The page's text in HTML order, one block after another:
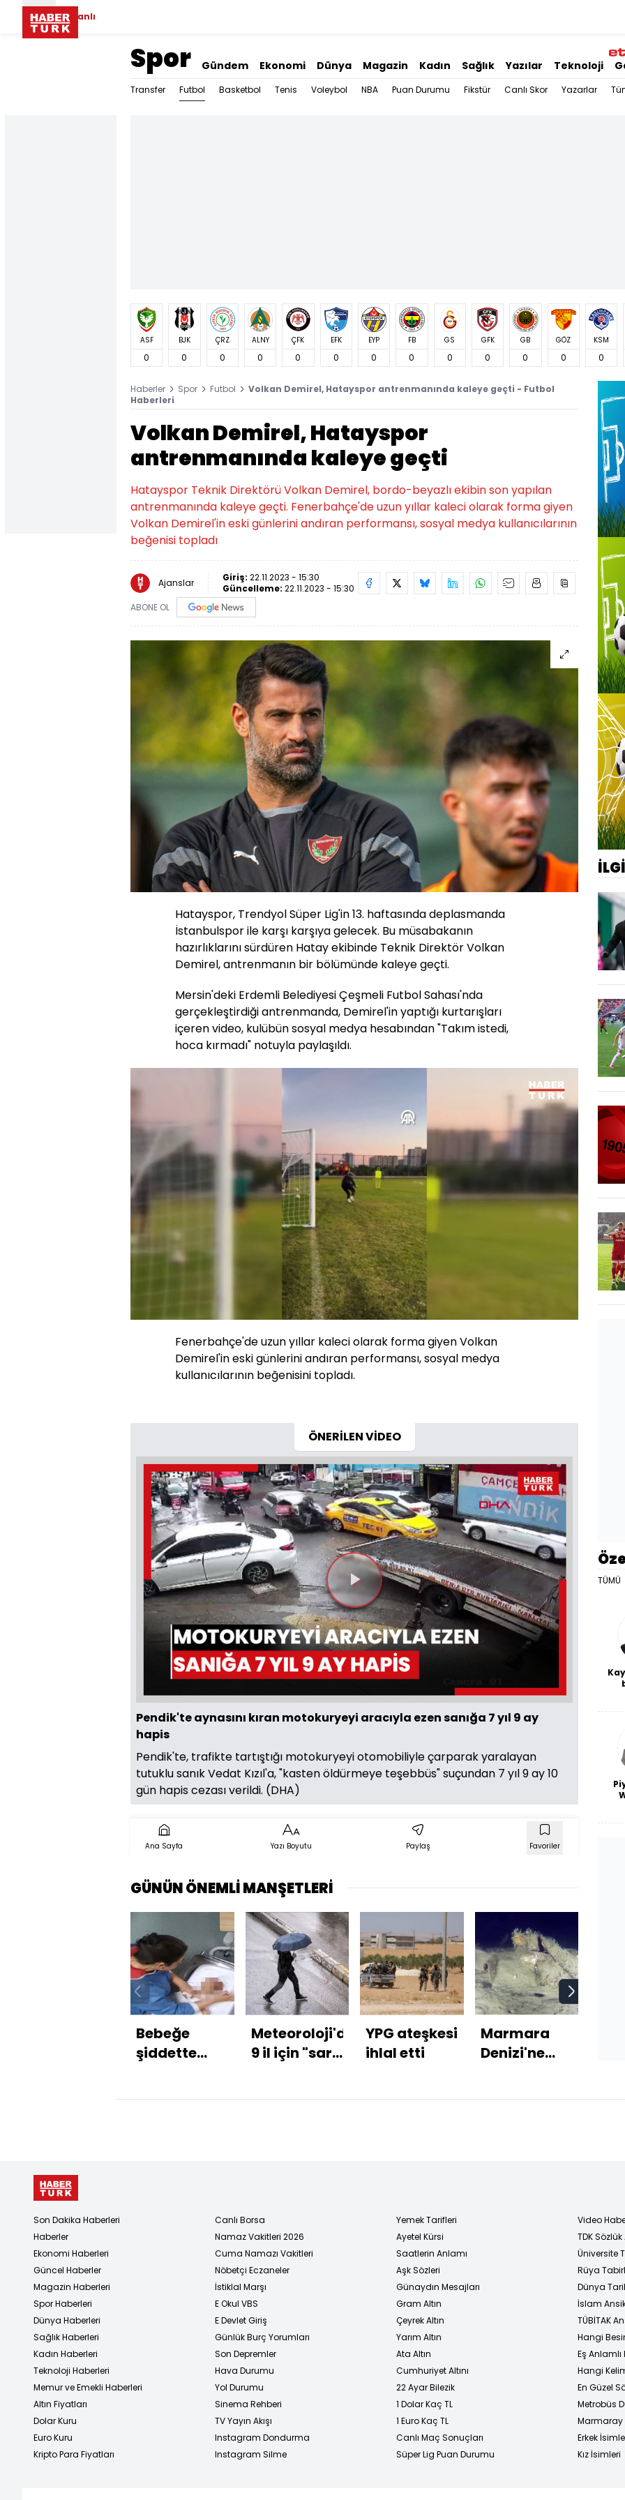
Canlı
Spor Gündem Ekonomi Dünya Magazin Kadın Sağlık Yazılar Teknoloji
Transfer Futbol Basketbol Tenis Voleybol NBA Puan Durumu Fikstür Canlı Skor Yazarlar
ASF
0
BJK
0
ÇRZ
0
ALNY
0
ÇFK
0
EFK
0
EYP
0
FB
0
GS
0
GFK
0
GB
0
GÖZ
0
KSM
0
Haberler Spor Futbol
Volkan Demirel, Hatayspor antrenmanında kaleye geçti - Futbol
Haberleri
Volkan Demirel, Hatayspor
antrenmanında kaleye geçti
Hatayspor Teknik Direktörü Volkan Demirel, bordo-beyazlı ekibin son yapılan
antrenmanında kaleye geçti. Fenerbahçe'de uzun yıllar kaleci olarak forma giyen
Volkan Demirel'in eski günlerini andıran performansı, sosyal medya kullanıcılarının
beğenisi topladı
Ajanslar Giriş: 22.11.2023 - 15:30
Güncelleme: 22.11.2023 - 15:30
ABONE OL
Hatayspor, Trendyol Süper Lig'in 13. haftasında deplasmanda
İstanbulspor ile karşı karşıya gelecek. Bu müsabakanın
hazırlıklarını sürdüren Hatay ekibinde Teknik Direktör Volkan
Demirel, antrenmanın bir bölümünde kaleye geçti.
Mersin'deki Erdemli Belediyesi Çeşmeli Futbol Sahası'nda
gerçekleştirdiği antrenmanda, Demirel'in yaptığı kurtarışları
içeren video, kulübün sosyal medya hesabından "Takım istedi,
hoca kırmadı" notuyla paylaşıldı.
Aç
Yüklendi:
100.00%
Hızı
Fenerbahçe'de uzun yıllar kaleci olarak forma giyen Volkan
Demirel'in eski günlerini andıran performansı, sosyal medya
kullanıcılarının beğenisini topladı.
ÖNERİLEN VİDEO
Videoyu
Oynat
Pendik'te aynasını kıran motokuryeyi aracıyla ezen sanığa 7 yıl 9 ay
hapis
Pendik'te, trafikte tartıştığı motokuryeyi otomobiliyle çarparak yaralayan
tutuklu sanık Vedat Kızıl'a, "kasten öldürmeye teşebbüs" suçundan 7 yıl 9 ay 10
gün hapis cezası verildi. (DHA)
Ana Sayfa Yazı Boyutu Paylaş Favoriler
GÜNÜN ÖNEMLİ MANŞETLERİ
Bebeğe
şiddette
Meteoroloji'den
9 il için "sarı"
YPG ateşkesi
ihlal etti
Marmara
Denizi'ne
TÜMÜ
Son Dakika Haberleri
Haberler
Ekonomi Haberleri
Güncel Haberler
Magazin Haberleri
Spor Haberleri
Dünya Haberleri
Sağlık Haberleri
Kadın Haberleri
Teknoloji Haberleri
Memur ve Emekli Haberleri
Altın Fiyatları
Dolar Kuru
Euro Kuru
Kripto Para Fiyatları
Canlı Borsa
Namaz Vakitleri 2026
Cuma Namazı Vakitleri
Nöbetçi Eczaneler
İstiklal Marşı
E Okul VBS
E Devlet Giriş
Günlük Burç Yorumları
Son Depremler
Hava Durumu
Yol Durumu
Sinema Rehberi
TV Yayın Akışı
Instagram Dondurma
Instagram Silme
Yemek Tarifleri
Ayetel Kürsi
Saatlerin Anlamı
Aşk Sözleri
Günaydın Mesajları
Gram Altın
Çeyrek Altın
Yarım Altın
Ata Altın
Cumhuriyet Altını
22 Ayar Bilezik
1 Dolar Kaç TL
1 Euro Kaç TL
Canlı Maç Sonuçları
Süper Lig Puan Durumu
Video
TDK
Üniversite
Rüya
Dünya
İslam
TÜBİTAK
Hangi
Eş
Hangi
En Güzel
Metrobüs
Marmaray
Erkek
Kız İsimleri